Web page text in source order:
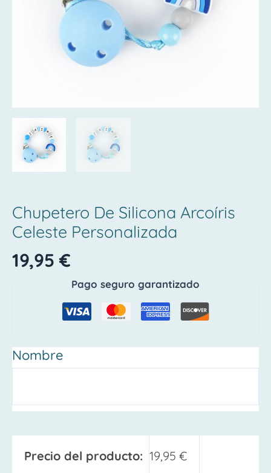
Chupetero De Silicona Arcoíris
Celeste Personalizada
19,95€
Pago seguro garantizado
Nombre
Precio del producto: 19,95 €